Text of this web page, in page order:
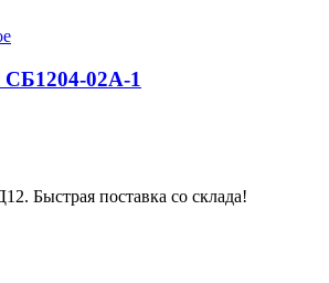
02А-1
Быстрая поставка со склада!